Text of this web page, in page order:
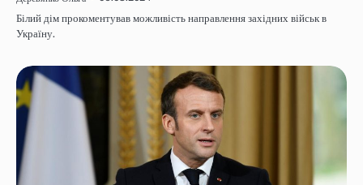
Білий дім прокоментував можливість направлення західних військ в
Україну.